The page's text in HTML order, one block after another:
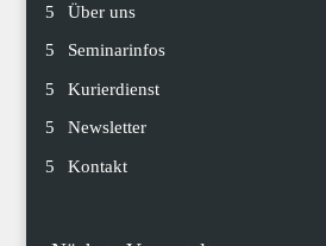
Über uns
Seminarinfos
Kurierdienst
Newsletter
Kontakt